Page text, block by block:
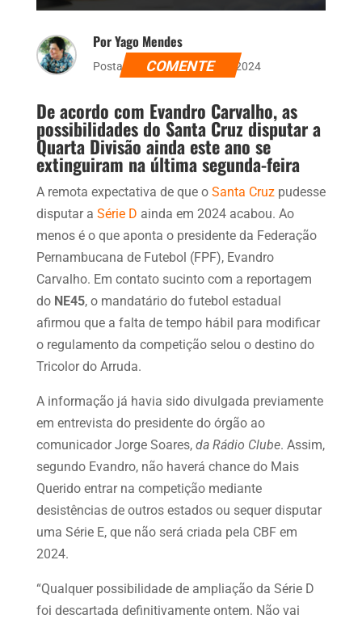
Por Yago Mendes
Postado dia 12 de março de 2024
COMENTE
De acordo com Evandro Carvalho, as
possibilidades do Santa Cruz disputar a
Quarta Divisão ainda este ano se
extinguiram na última segunda-feira
A remota expectativa de que o Santa Cruzpudesse
disputar a Série D ainda em 2024 acabou. Ao
menos é o que aponta o presidente da Federação
Pernambucana de Futebol (FPF), Evandro
Carvalho. Em contato sucinto com a reportagem
do NE45, o mandatário do futebol estadual
afirmou que a falta de tempo hábil para modificar
o regulamento da competição selou o destino do
Tricolor do Arruda.
A informação já havia sido divulgada previamente
em entrevista do presidente do órgão ao
comunicador Jorge Soares, da Rádio Clube. Assim,
segundo Evandro, não haverá chance do Mais
Querido entrar na competição mediante
desistências de outros estados ou sequer disputar
uma Série E, que não será criada pela CBF em
2024.
“Qualquer possibilidade de ampliação da Série D
foi descartada definitivamente ontem. Não vai